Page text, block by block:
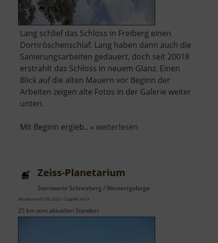
Lang schlief das Schloss in Freiberg einen
Dornröschenschlaf. Lang haben dann auch die
Sanierungsarbeiten gedauert, doch seit 20018
erstrahlt das Schloss in neuem Glanz. Einen
Blick auf die alten Mauern vor Beginn der
Arbeiten zeigen alte Fotos in der Galerie weiter
unten.
Mit Beginn ergieb.. » weiterlesen
Zeiss-Planetarium
Sternwarte Schneeberg / Westerzgebirge
aktuell vom 07.06.2026 / Zugriffe: 4103
25 km vom aktuellen Standort